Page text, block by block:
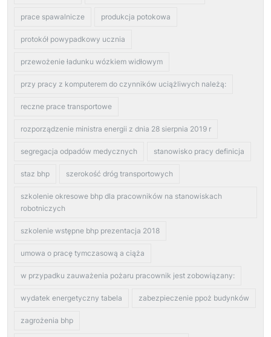
prace spawalnicze produkcja potokowa
protokół powypadkowy ucznia
przewożenie ładunku wózkiem widłowym
przy pracy z komputerem do czynników uciążliwych należą:
reczne prace transportowe
rozporządzenie ministra energii z dnia 28 sierpnia 2019 r
segregacja odpadów medycznych stanowisko pracy definicja
staz bhp szerokość dróg transportowych
szkolenie okresowe bhp dla pracowników na stanowiskach
robotniczych
szkolenie wstępne bhp prezentacja 2018
umowa o pracę tymczasową a ciąża
w przypadku zauważenia pożaru pracownik jest zobowiązany:
wydatek energetyczny tabela zabezpieczenie ppoż budynków
zagrożenia bhp